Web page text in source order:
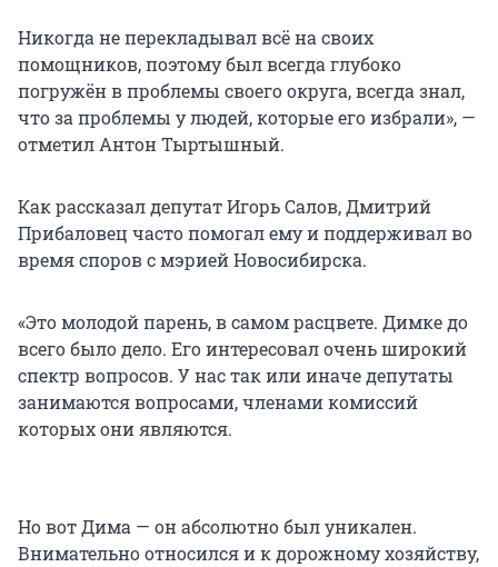
Никогда не перекладывал всё на своих
помощников, поэтому был всегда глубоко
погружён в проблемы своего округа, всегда знал,
что за проблемы у людей, которые его избрали», —
отметил Антон Тыртышный.
Как рассказал депутат Игорь Салов, Дмитрий
Прибаловец часто помогал ему и поддерживал во
время споров с мэрией Новосибирска.
«Это молодой парень, в самом расцвете. Димке до
всего было дело. Его интересовал очень широкий
спектр вопросов. У нас так или иначе депутаты
занимаются вопросами, членами комиссий
которых они являются.
Но вот Дима — он абсолютно был уникален.
Внимательно относился и к дорожному хозяйству,